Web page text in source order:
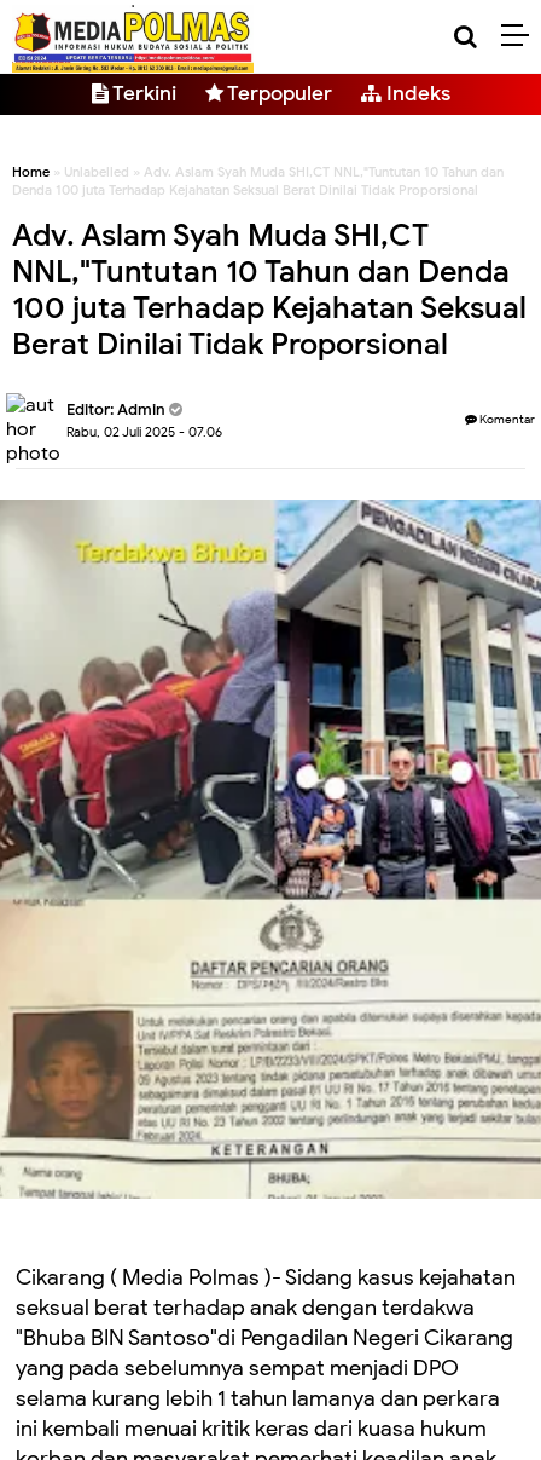
Terkini Terpopuler Indeks
Home » Unlabelled » Adv. Aslam Syah Muda SHI,CT NNL,"Tuntutan 10 Tahun dan
Denda 100 juta Terhadap Kejahatan Seksual Berat Dinilai Tidak Proporsional
Adv. Aslam Syah Muda SHI,CT
NNL,"Tuntutan 10 Tahun dan Denda
100 juta Terhadap Kejahatan Seksual
Berat Dinilai Tidak Proporsional
Editor: Admin
Rabu, 02 Juli 2025 - 07.06
Komentar
Cikarang ( Media Polmas )- Sidang kasus kejahatan
seksual berat terhadap anak dengan terdakwa
"Bhuba BIN Santoso"di Pengadilan Negeri Cikarang
yang pada sebelumnya sempat menjadi DPO
selama kurang lebih 1 tahun lamanya dan perkara
ini kembali menuai kritik keras dari kuasa hukum